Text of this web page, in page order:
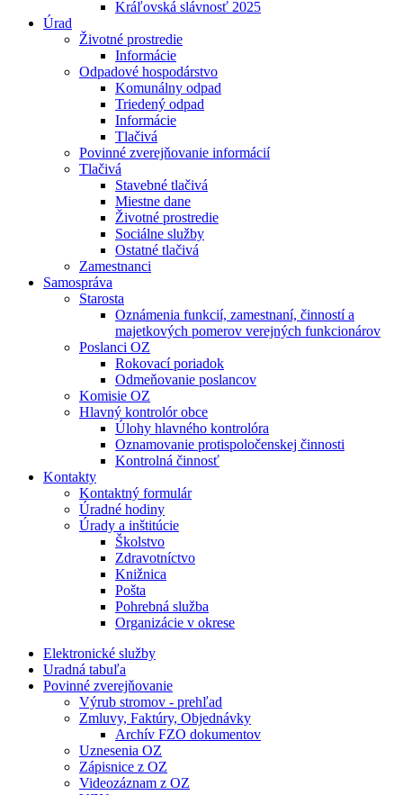
Kráľovská slávnosť 2025
Úrad
Životné prostredie
Informácie
Odpadové hospodárstvo
Komunálny odpad
Triedený odpad
Informácie
Tlačivá
Povinné zverejňovanie informácií
Tlačivá
Stavebné tlačivá
Miestne dane
Životné prostredie
Sociálne služby
Ostatné tlačivá
Zamestnanci
Samospráva
Starosta
Oznámenia funkcií, zamestnaní, činností a
majetkových pomerov verejných funkcionárov
Poslanci OZ
Rokovací poriadok
Odmeňovanie poslancov
Komisie OZ
Hlavný kontrolór obce
Úlohy hlavného kontrolóra
Oznamovanie protispoločenskej činnosti
Kontrolná činnosť
Kontakty
Kontaktný formulár
Úradné hodiny
Úrady a inštitúcie
Školstvo
Zdravotníctvo
Knižnica
Pošta
Pohrebná služba
Organizácie v okrese
Elektronické služby
Uradná tabuľa
Povinné zverejňovanie
Výrub stromov - prehľad
Zmluvy, Faktúry, Objednávky
Archív FZO dokumentov
Uznesenia OZ
Zápisnice z OZ
Videozáznam z OZ